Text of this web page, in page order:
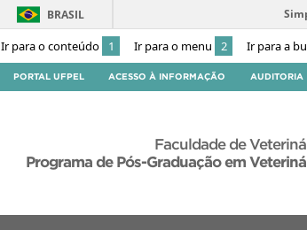
Ir para o conteúdo 1 Ir para o menu 2 Ir para a
BRASIL
PORTAL UFPEL ACESSO À INFORMAÇÃO AUDITORIA
Faculdade de
Programa de Pós-Graduação em